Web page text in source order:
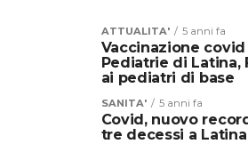
ATTUALITA' 5 anni fa
Vaccinazione covid
Pediatrie di Latina,
ai pediatri di base
SANITA' 5 anni fa
Covid, nuovo
tre decessi a